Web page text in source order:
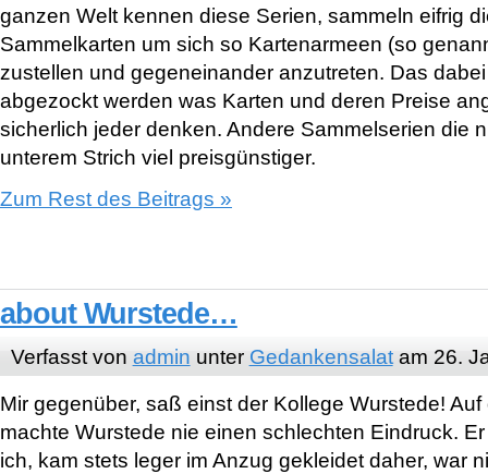
ganzen Welt kennen diese Serien, sammeln eifrig
Sammelkarten um sich so Kartenarmeen (so
zustellen und gegeneinander anzutreten. Das
abgezockt werden was Karten und deren Preise
sicherlich jeder denken. Andere Sammelserien die
unterem Strich viel preisgünstiger.
Zum Rest des Beitrags »
about Wurstede…
Verfasst von admin unter Gedankensalatam 26.
Mir gegenüber, saß einst der Kollege Wurstede!
machte Wurstede nie einen schlechten Eindruck.
ich, kam stets leger im Anzug gekleidet daher, war